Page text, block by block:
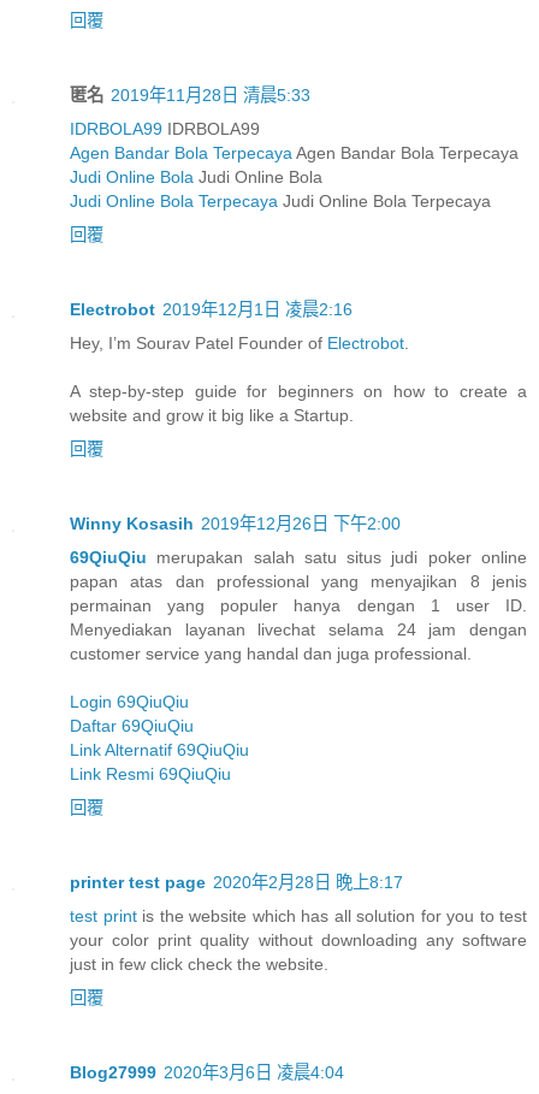
回覆
匿名 2019年11月28日 清晨5:33
IDRBOLA99 IDRBOLA99
Agen Bandar Bola Terpecaya Agen Bandar Bola Terpecaya
Judi Online Bola Judi Online Bola
Judi Online Bola Terpecaya Judi Online Bola Terpecaya
回覆
Electrobot 2019年12月1日 凌晨2:16
Hey, I’m Sourav Patel Founder of Electrobot
A step-by-step guide for beginners on how to create a
website and grow it big like a Startup.
回覆
Winny Kosasih 2019年12月26日 下午2:00
69QiuQiu merupakan salah satu situs judi poker online
papan atas dan professional yang menyajikan 8 jenis
permainan yang populer hanya dengan 1 user ID.
Menyediakan layanan livechat selama 24 jam dengan
customer service yang handal dan juga professional.
Login 69QiuQiu
Daftar 69QiuQiu
Link Alternatif 69QiuQiu
Link Resmi 69QiuQiu
回覆
printer test page 2020年2月28日 晚上8:17
test printis the website which has all solution for you to test
your color print quality without downloading any software
just in few click check the website.
回覆
Blog27999 2020年3月6日 凌晨4:04